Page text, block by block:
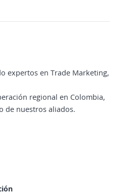
expertos en Trade Marketing,
regional en Colombia,
de nuestros aliados.